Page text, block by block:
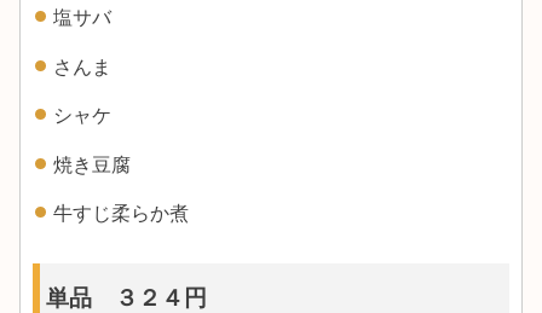
塩サバ
さんま
シャケ
焼き豆腐
牛すじ柔らか煮
単品 ３２４円